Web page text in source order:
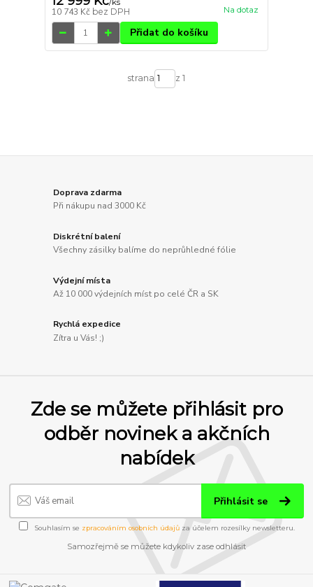
/ks
10 743 Kč bez DPH Na dotaz
Přidat do košíku
strana z 1
Doprava zdarma
Při nákupu nad 3000 Kč
Diskrétní balení
Všechny zásilky balíme do neprůhledné fólie
Výdejní místa
Až 10 000 výdejních míst po celé ČR a SK
Rychlá expedice
Zítra u Vás! ;)
Zde se můžete přihlásit pro
odběr novinek a akčních
nabídek
Přihlásit se
Souhlasím se zpracováním osobních údajůza účelem rozesílky newsletteru.
Samozřejmě se můžete kdykoliv zase odhlásit